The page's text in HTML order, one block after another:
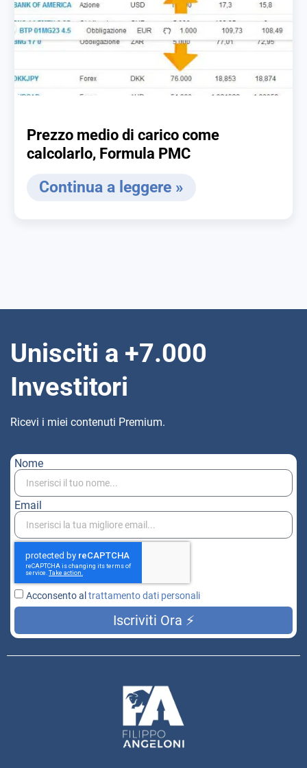
Prezzo medio di carico come
calcolarlo, Formula PMC
Continua a leggere »
Unisciti a +7.000
Investitori
Ricevi i miei contenuti Premium.
Nome
Email
Acconsento al trattamento dati personali
Iscriviti Ora ⚡